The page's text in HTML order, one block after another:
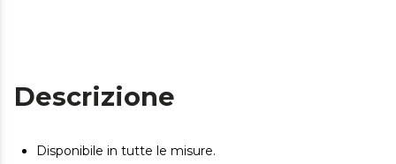
Descrizione
Disponibile in tutte le misure.